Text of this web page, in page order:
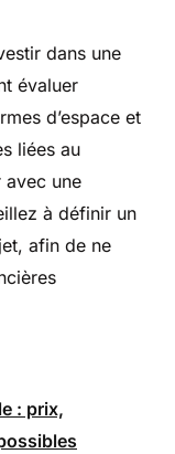
dans une
évaluer
d’espace et
liées au
une
à définir un
afin de ne
: prix,